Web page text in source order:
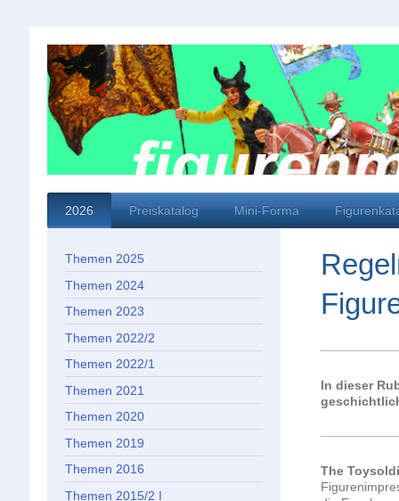
2026 Preiskatalog Mini-Forma
In dieser
The
Themen 2025
Themen 2024
Themen 2023
Themen 2022/2
Themen 2022/1
Themen 2021
Themen 2020
Themen 2019
Themen 2016
Themen 2015/2 I